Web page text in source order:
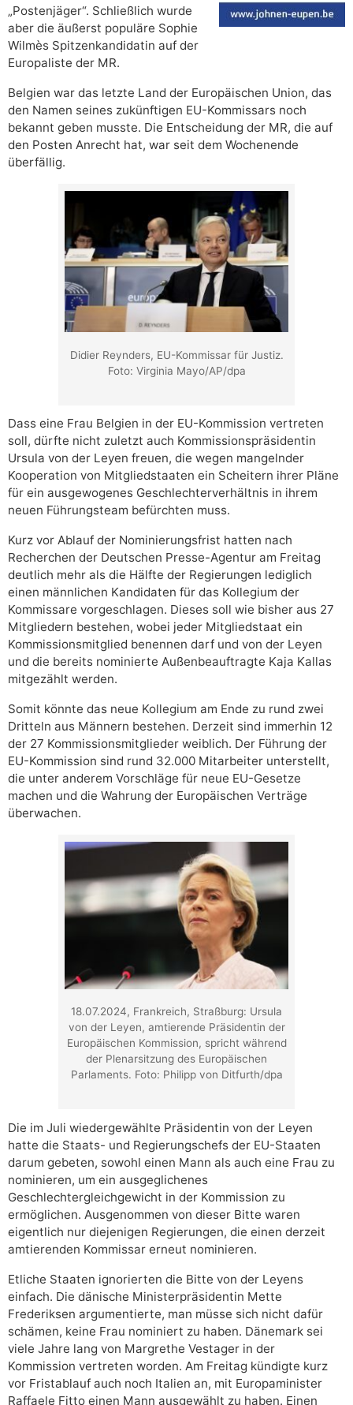
„Postenjäger“. Schließlich wurde
aber die äußerst populäre Sophie
Wilmès Spitzenkandidatin auf der
Europaliste der MR.
Belgien war das letzte Land der Europäischen Union, das
den Namen seines zukünftigen EU-Kommissars noch
bekannt geben musste. Die Entscheidung der MR, die auf
den Posten Anrecht hat, war seit dem Wochenende
überfällig.
Didier Reynders, EU-Kommissar für Justiz.
Foto: Virginia Mayo/AP/dpa
Dass eine Frau Belgien in der EU-Kommission vertreten
soll, dürfte nicht zuletzt auch Kommissionspräsidentin
Ursula von der Leyen freuen, die wegen mangelnder
Kooperation von Mitgliedstaaten ein Scheitern ihrer Pläne
für ein ausgewogenes Geschlechterverhältnis in ihrem
neuen Führungsteam befürchten muss.
Kurz vor Ablauf der Nominierungsfrist hatten nach
Recherchen der Deutschen Presse-Agentur am Freitag
deutlich mehr als die Hälfte der Regierungen lediglich
einen männlichen Kandidaten für das Kollegium der
Kommissare vorgeschlagen. Dieses soll wie bisher aus 27
Mitgliedern bestehen, wobei jeder Mitgliedstaat ein
Kommissionsmitglied benennen darf und von der Leyen
und die bereits nominierte Außenbeauftragte Kaja Kallas
mitgezählt werden.
Somit könnte das neue Kollegium am Ende zu rund zwei
Dritteln aus Männern bestehen. Derzeit sind immerhin 12
der 27 Kommissionsmitglieder weiblich. Der Führung der
EU-Kommission sind rund 32.000 Mitarbeiter unterstellt,
die unter anderem Vorschläge für neue EU-Gesetze
machen und die Wahrung der Europäischen Verträge
überwachen.
18.07.2024, Frankreich, Straßburg: Ursula
von der Leyen, amtierende Präsidentin der
Europäischen Kommission, spricht während
der Plenarsitzung des Europäischen
Parlaments. Foto: Philipp von Ditfurth/dpa
Die im Juli wiedergewählte Präsidentin von der Leyen
hatte die Staats- und Regierungschefs der EU-Staaten
darum gebeten, sowohl einen Mann als auch eine Frau zu
nominieren, um ein ausgeglichenes
Geschlechtergleichgewicht in der Kommission zu
ermöglichen. Ausgenommen von dieser Bitte waren
eigentlich nur diejenigen Regierungen, die einen derzeit
amtierenden Kommissar erneut nominieren.
Etliche Staaten ignorierten die Bitte von der Leyens
einfach. Die dänische Ministerpräsidentin Mette
Frederiksen argumentierte, man müsse sich nicht dafür
schämen, keine Frau nominiert zu haben. Dänemark sei
viele Jahre lang von Margrethe Vestager in der
Kommission vertreten worden. Am Freitag kündigte kurz
vor Fristablauf auch noch Italien an, mit Europaminister
Raffaele Fitto einen Mann ausgewählt zu haben. Einen